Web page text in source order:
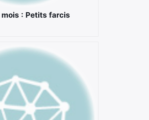
: Petits farcis